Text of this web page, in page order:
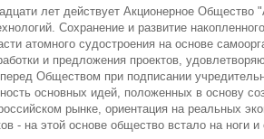
лет действует Акционерное Общество
Сохранение и развитие
атомного судостроения на основе
и предложения проектов,
Обществом при подписании
основных идей, положенных в основу
рынке, ориентация на реальных
- на этой основе общество встало на ноги